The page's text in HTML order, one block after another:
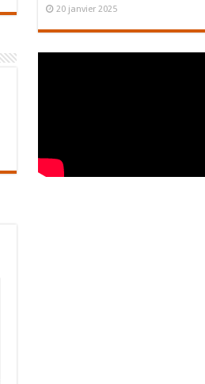
20 janvier 2025